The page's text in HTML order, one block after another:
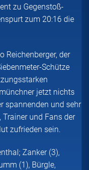
zu Gegenstoß-
zum 20:16 die
Reichenberger, der
Schütze
jetzt nichts
spannenden und sehr
und Fans der
zufrieden sein.
Zanker (3),
(1), Bürgle,